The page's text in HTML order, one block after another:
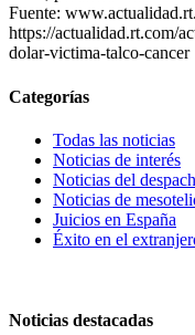
Fuente:
https://actualidad.rt.com/
dolar-victima-talco-cancer
Categorías
Todas las noticias
Noticias de interés
Noticias del
Noticias de
Juicios en España
Éxito en el
Noticias destacadas